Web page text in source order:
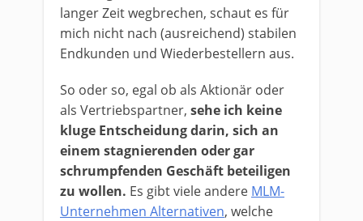
langer Zeit wegbrechen, schaut es für
mich nicht nach (ausreichend) stabilen
Endkunden und Wiederbestellern aus.
So oder so, egal ob als Aktionär oder
als Vertriebspartner, sehe ich keine
kluge Entscheidung darin, sich an
einem stagnierenden oder gar
schrumpfenden Geschäft beteiligen
zu wollen. Es gibt viele andere MLM-
Unternehmen Alternativen, welche